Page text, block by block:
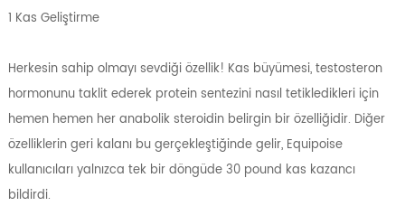
1 Kas Geliştirme
Herkesin sahip olmayı sevdiği özellik! Kas büyümesi, testosteron
hormonunu taklit ederek protein sentezini nasıl tetikledikleri için
hemen hemen her anabolik steroidin belirgin bir özelliğidir. Diğer
özelliklerin geri kalanı bu gerçekleştiğinde gelir, Equipoise
kullanıcıları yalnızca tek bir döngüde 30 pound kas kazancı
bildirdi.